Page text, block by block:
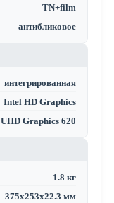
TN+film
антибликовое
интегрированная
Intel HD Graphics
UHD Graphics 620
1.8 кг
375x253x22.3 мм